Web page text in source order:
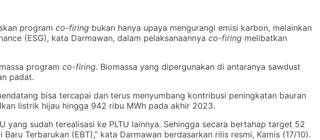
program co-firing bukan hanya upaya mengurangi emisi karbon, melainkan
(ESG), kata Darmawan, dalam pelaksanaannya co-firing melibatkan
program co-firing. Biomassa yang dipergunakan di antaranya sawdust
padat.
bisa tercapai dan terus menyumbang kontribusi peningkatan bauran
listrik hijau hingga 942 ribu MWh pada akhir 2023.
yang sudah terealisasi ke PLTU lainnya. Sehingga secara bertahap target 52
Terbarukan (EBT),” kata Darmawan berdasarkan rilis resmi, Kamis (17/10).